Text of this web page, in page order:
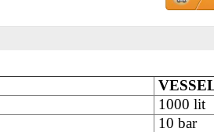
1000 lit
10 bar